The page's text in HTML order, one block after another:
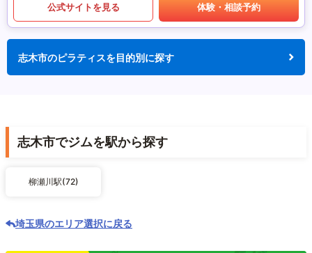
公式サイトを見る 体験・相談予約
志木市のピラティスを目的別に探す
志木市でジムを駅から探す
柳瀬川駅(72)
埼玉県のエリア選択に戻る